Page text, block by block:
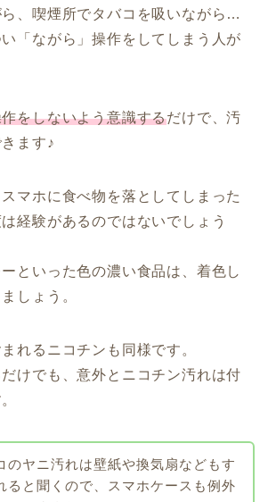
、喫煙所でタバコを吸いながら…
「ながら」操作をしてしまう人が
をしないよう意識するだけで、汚
ます♪
マホに食べ物を落としてしまった
経験があるのではないでしょう
といった色の濃い食品は、着色し
しょう。
れるニコチンも同様です。
けでも、意外とニコチン汚れは付
のヤニ汚れは壁紙や換気扇などもす
ると聞くので、スマホケースも例外